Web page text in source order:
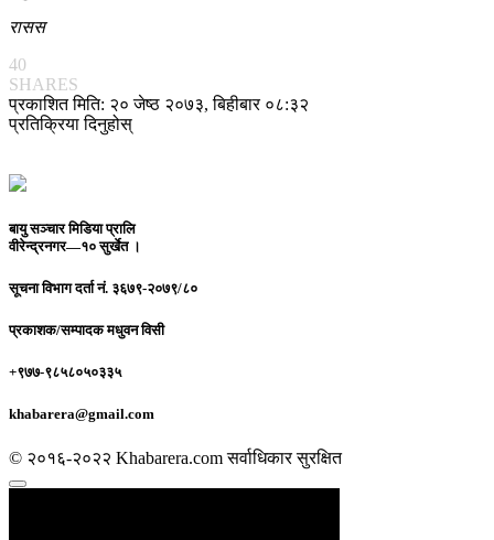
रासस
40
SHARES
प्रकाशित मिति: २० जेष्ठ २०७३, बिहीबार ०८:३२
प्रतिक्रिया दिनुहोस्
बायु सञ्चार मिडिया प्रालि
वीरेन्द्रनगर—१० सुर्खेत ।
सूचना विभाग दर्ता नं. ३६७९-२०७९/८०
प्रकाशक/सम्पादकमधुवन विसी
+९७७-९८५८०५०३३५
khabarera@gmail.com
© २०१६-२०२२ Khabarera.com सर्वाधिकार सुरक्षित